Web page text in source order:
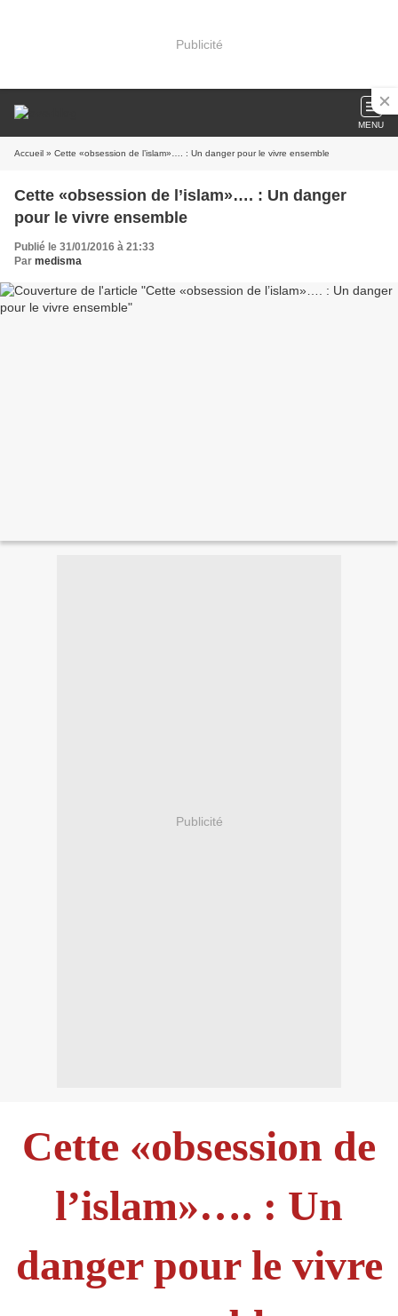
Publicité
MENU
Accueil » Cette «obsession de l’islam»…. : Un danger pour le vivre ensemble
Cette «obsession de l’islam»…. : Un danger
pour le vivre ensemble
Publié le 31/01/2016 à 21:33
Par medisma
Publicité
Cette «obsession de
l’islam»…. : Un
danger pour le vivre